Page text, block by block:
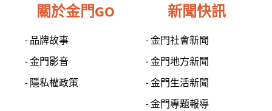
關於金門GO
- 品牌故事
- 金門影音
- 隱私權政策
新聞快訊
- 金門社會新聞
- 金門地方新聞
- 金門生活新聞
- 金門專題報導